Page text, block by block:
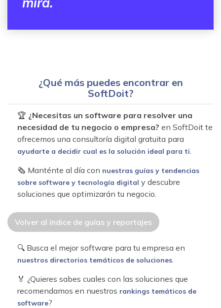
¿Qué más puedes encontrar en
SoftDoit?
🏆 ¿Necesitas un software para resolver una
necesidad de tu negocio o empresa? en SoftDoit te
ofrecemos una consultoría digital gratuita para
ayudarte a decidir cual es la solución ideal para ti.
🗞 Manténte al día con nuestras guías y tendencias
sobre software y tecnología digital y descubre
soluciones que optimizarán tu negocio.
Volver al índice de guías y reportajes
🔍 Busca el mejor software para tu empresa en
nuestros directorios temáticos de soluciones.
🏅 ¿Quieres sabes cuales con las soluciones que
recomendamos en nuestros rankings temáticos de
software?